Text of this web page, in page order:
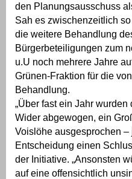
den Planungsausschuss
Sah es zwischenzeitlich
die weitere Behandlung
Bürgerbeteiligungen zum
u.U noch mehrere Jahre
Grünen-Fraktion für die
Behandlung.
„Über fast ein Jahr
Wider abgewogen, ein
Voislöhe ausgesprochen
Entscheidung einen
der Initiative. „Ansonsten
auf eine offensichtlich